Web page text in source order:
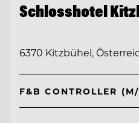
Schlosshotel
6370 Kitzbühel,
F&B CONTROLLER